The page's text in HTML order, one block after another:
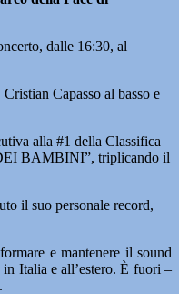
dalle 16:30, al
Capasso al basso e
alla #1 della Classifica
BAMBINI”, triplicando il
il suo personale record,
e mantenere il sound
Italia e all’estero. È fuori –